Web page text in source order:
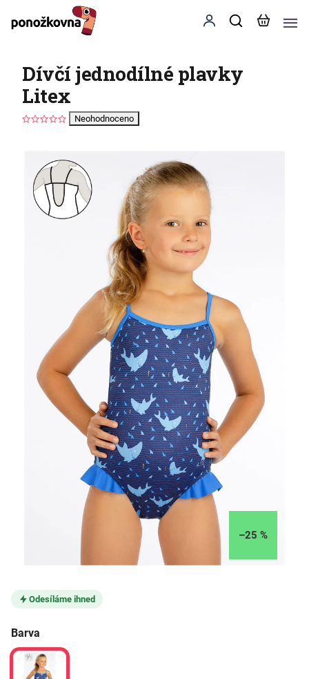
Dívčí jednodílné plavky
Litex
Neohodnoceno
–25 %
Odesíláme ihned
Barva